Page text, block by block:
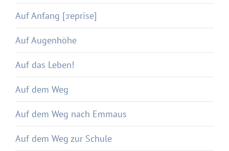
Auf Anfang [:reprise]
Auf Augenhöhe
Auf das Leben!
Auf dem Weg
Auf dem Weg nach Emmaus
Auf dem Weg zur Schule